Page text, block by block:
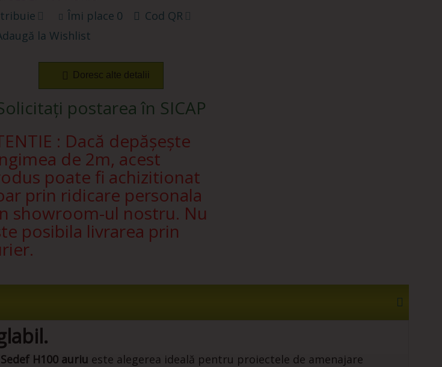
Îmi place 0
Cod QR
la Wishlist
Doresc alte detalii
postarea în SICAP
: Dacă depășește
de 2m, acest
poate fi achizitionat
prin ridicare personala
showroom-ul nostru. Nu
posibila livrarea prin
H100 auriu este alegerea ideală pentru proiectele de amenajare